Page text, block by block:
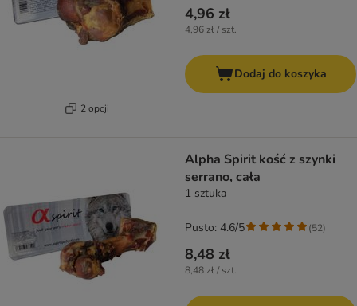
2 opcji
4,96 zł
4,96 zł / szt.
Dodaj do koszyka
Alpha Spirit kość z szynki
serrano, cała
1 sztuka
8,48 zł
8,48 zł / szt.
Pusto: 4.6/5 (52)